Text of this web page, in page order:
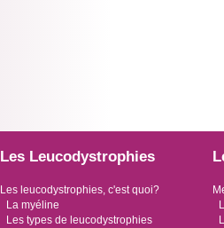
Les Leucodystrophies
Les leucodystrophies, c'est quoi?
La myéline
Les types de leucodystrophies